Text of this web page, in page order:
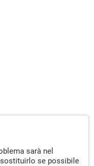
sarà nel
se possibile